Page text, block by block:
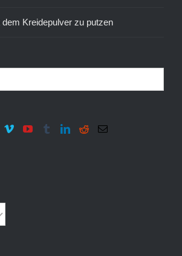
Kreidepulver zu putzen